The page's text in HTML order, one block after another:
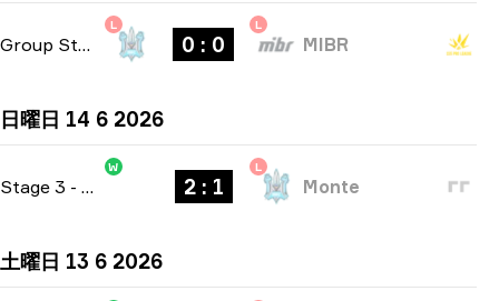
Group Stage -bo1
L
0 : 0
L
MIBR
日曜日 14 6 2026
Stage 3 - bo3
W
2 : 1
L
Monte
土曜日 13 6 2026